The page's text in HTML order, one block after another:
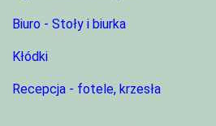
Biuro - Stoły i biurka
Kłódki
Recepcja - fotele, krzesła